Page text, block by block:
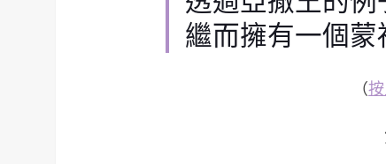
繼而擁有一個
（